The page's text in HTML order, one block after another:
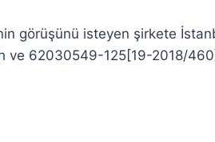
görüşünü isteyen şirkete
ve 62030549-125[19-2018/